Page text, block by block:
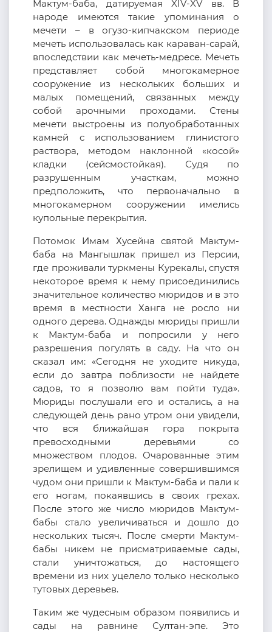
Мактум-баба, датируемая XIV-XV вв. В
народе имеются такие упоминания о
мечети – в огузо-кипчакском периоде
мечеть использовалась как караван-сарай,
впоследствии как мечеть-медресе. Мечеть
представляет собой многокамерное
сооружение из нескольких больших и
малых помещений, связанных между
собой арочными проходами. Стены
мечети выстроены из полуобработанных
камней с использованием глинистого
раствора, методом наклонной «косой»
кладки (сейсмостойкая). Судя по
разрушенным участкам, можно
предположить, что первоначально в
многокамерном сооружении имелись
купольные перекрытия.
Потомок Имам Хусейна святой Мактум-
баба на Мангышлак пришел из Персии,
где проживали туркмены Курекалы, спустя
некоторое время к нему присоединились
значительное количество мюридов и в это
время в местности Ханга не росло ни
одного дерева. Однажды мюриды пришли
к Мактум-баба и попросили у него
разрешения погулять в саду. На что он
сказал им: «Сегодня не уходите никуда,
если до завтра поблизости не найдете
садов, то я позволю вам пойти туда».
Мюриды послушали его и остались, а на
следующей день рано утром они увидели,
что вся ближайшая гора покрыта
превосходными деревьями со
множеством плодов. Очарованные этим
зрелищем и удивленные совершившимся
чудом они пришли к Мактум-баба и пали к
его ногам, покаявшись в своих грехах.
После этого же число мюридов Мактум-
бабы стало увеличиваться и дошло до
нескольких тысяч. После смерти Мактум-
бабы никем не присматриваемые сады,
стали уничтожаться, до настоящего
времени из них уцелело только несколько
тутовых деревьев.
Таким же чудесным образом появились и
сады на равнине Султан-эпе. Это